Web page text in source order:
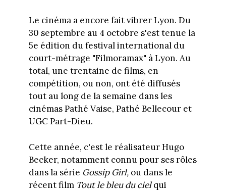
Le cinéma a encore fait vibrer Lyon. Du
30 septembre au 4 octobre s'est tenue la
5e édition du festival international du
court-métrage "Filmoramax" à Lyon. Au
total, une trentaine de films, en
compétition, ou non, ont été diffusés
tout au long de la semaine dans les
cinémas Pathé Vaise, Pathé Bellecour et
UGC Part-Dieu.
Cette année, c'est le réalisateur Hugo
Becker, notamment connu pour ses rôles
dans la série Gossip Girl,ou dans le
récent filmTout le bleu du cielqui